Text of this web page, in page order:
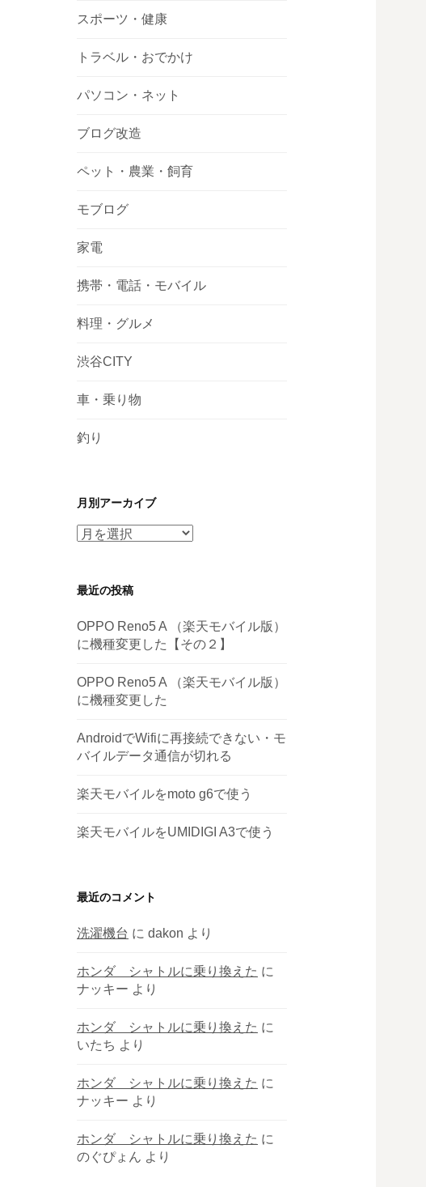
スポーツ・健康
トラベル・おでかけ
パソコン・ネット
ブログ改造
ペット・農業・飼育
モブログ
家電
携帯・電話・モバイル
料理・グルメ
渋谷CITY
車・乗り物
釣り
月別アーカイブ
月
ー
イ
ブ
最近の投稿
OPPO Reno5 A （楽天モバイル版）
に機種変更した【その２】
OPPO Reno5 A （楽天モバイル版）
に機種変更した
AndroidでWifiに再接続できない・モ
バイルデータ通信が切れる
楽天モバイルをmoto g6で使う
楽天モバイルをUMIDIGI A3で使う
最近のコメント
洗濯機台 に dakon より
ホンダ シャトルに乗り換えた に
ナッキー より
ホンダ シャトルに乗り換えた に
いたち より
ホンダ シャトルに乗り換えた に
ナッキー より
ホンダ シャトルに乗り換えた に
のぐぴょん より